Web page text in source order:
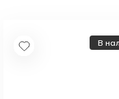
В